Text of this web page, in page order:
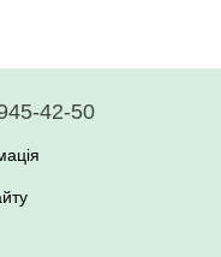
42-50